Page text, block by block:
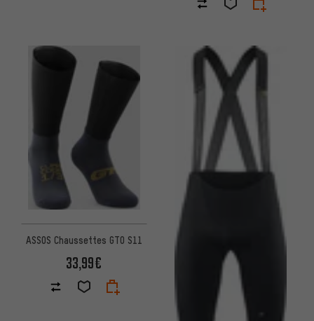
ASSOS Chaussettes GTO S11
33,99€